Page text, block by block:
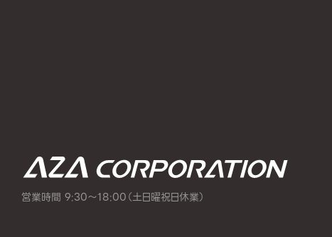
営業時間 9:30～18:00（土日曜祝日休業）